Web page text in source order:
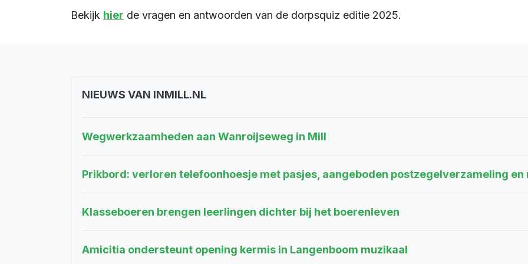
Bekijk hier de vragen en antwoorden van de dorpsquiz editie 2025.
NIEUWS VAN INMILL.NL
Wegwerkzaamheden aan Wanroijseweg in Mill
Prikbord: verloren telefoonhoesje met pasjes, aangeboden postzegelverzameling en
Klasseboeren brengen leerlingen dichter bij het boerenleven
Amicitia ondersteunt opening kermis in Langenboom muzikaal